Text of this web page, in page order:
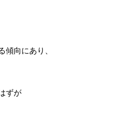
向にあり、
ずが